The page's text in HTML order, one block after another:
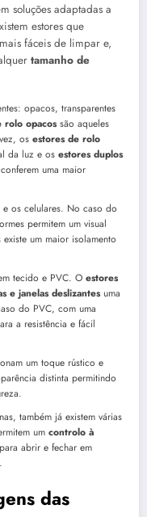
soluções adaptadas a
estores que
fáceis de limpar e,
tamanho de
opacos, transparentes
rolo opacossão aqueles
os estores de rolo
da luz e os estores duplos
uma maior
os celulares. No caso do
permitem um visual
um maior isolamento
tecido e PVC. O estores
e janelas deslizantesuma
do PVC, com uma
a resistência e fácil
um toque rústico e
distinta permitindo
também já existem várias
um controlo à
abrir e fechar em
das